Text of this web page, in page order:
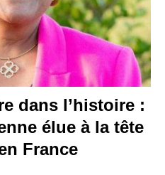
dans l’histoire :
élue à la tête
France